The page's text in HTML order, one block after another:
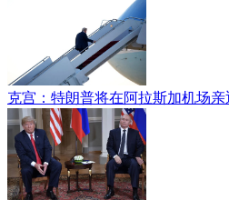
克宫：特朗普将在阿拉斯加机场亲